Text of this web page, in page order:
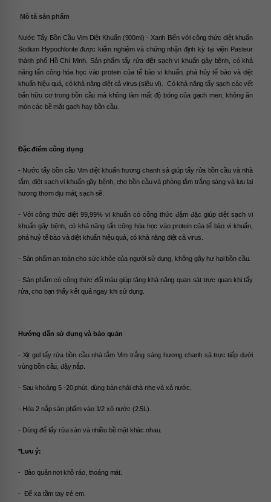
Mô tả sản phẩm
Nước Tẩy Bồn Cầu Vim Diệt Khuẩn (900ml) - Xanh Biển với công thức diệt khuẩn
Sodium Hypochlorite được kiểm nghiệm và chứng nhận định kỳ tại viện Pasteur
thành phố Hồ Chí Minh. Sản phẩm tẩy rửa diệt sạch vi khuẩn gây bệnh, có khả
năng tấn công hóa học vào protein của tế bào vi khuẩn, phá hủy tế bào và diệt
khuẩn hiệu quả, có khả năng diệt cả virus (siêu vi).  Có khả năng tẩy sạch các vết
bẩn hữu cơ trong bồn cầu mà không làm mất độ bóng của gạch men, không ăn
mòn các bề mặt gạch hay bồn cầu.
Đặc điểm công dụng
- Nước tẩy bồn cầu Vim diệt khuẩn hương chanh sả giúp tẩy rửa bồn cầu và nhà
tắm, diệt sạch vi khuẩn gây bệnh, cho bồn cầu và phòng tắm trắng sáng và lưu lại
hương thơm dịu mát, sạch sẽ.
- Với công thức diệt 99,99% vi khuẩn có công thức đậm đặc giúp diệt sạch vi
khuẩn gây bệnh, có khả năng tấn công hóa học vào protein của tế bào vi khuẩn,
phá huỷ tế bào và diệt khuẩn hiệu quả, có khả năng diệt cả virus.
- Sản phẩm an toàn cho sức khỏe của người sử dụng, không gây hư hại bồn cầu.
- Sản phẩm có công thức đổi màu giúp tăng khả năng quan sát trực quan khi tẩy
rửa, cho bạn thấy kết quả ngay khi sử dụng.
Hướng dẫn sử dụng và bảo quản
- Xịt gel tẩy rửa bồn cầu nhà tắm Vim trắng sáng hương chanh sả trực tiếp dưới
vùng bồn cầu, đậy nắp.
- Sau khoảng 5 -20 phút, dùng bàn chải chà nhẹ và xả nước.
- Hòa 2 nắp sản phẩm vào 1/2 xô nước (2.5L).
- Dùng để tẩy rửa sàn và nhiều bề mặt khác nhau.
*Lưu ý:
-  Bảo quản nơi khô ráo, thoáng mát.
-  Để xa tầm tay trẻ em.